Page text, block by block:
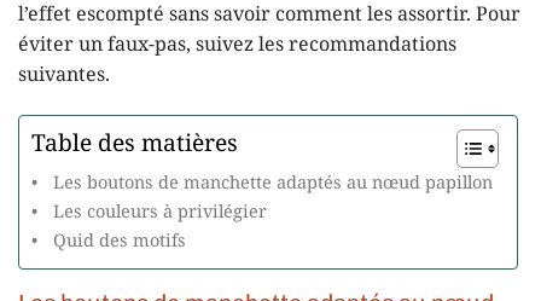
l’effet escompté sans savoir comment les assortir. Pour
éviter un faux-pas, suivez les recommandations
suivantes.
Table des matières
Les boutons de manchette adaptés au nœud papillon
Les couleurs à privilégier
Quid des motifs